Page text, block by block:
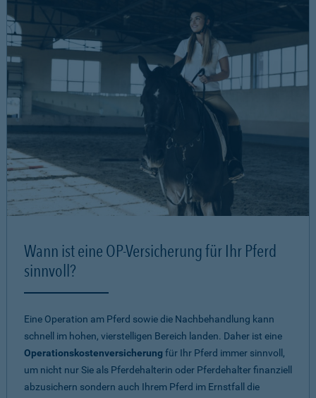
Wann ist eine OP-Versicherung für Ihr Pferd
sinnvoll?
Eine Operation am Pferd sowie die Nachbehandlung kann
schnell im hohen, vierstelligen Bereich landen. Daher ist eine
Operationskostenversicherung für Ihr Pferd immer sinnvoll,
um nicht nur Sie als Pferdehalterin oder Pferdehalter finanziell
abzusichern sondern auch Ihrem Pferd im Ernstfall die